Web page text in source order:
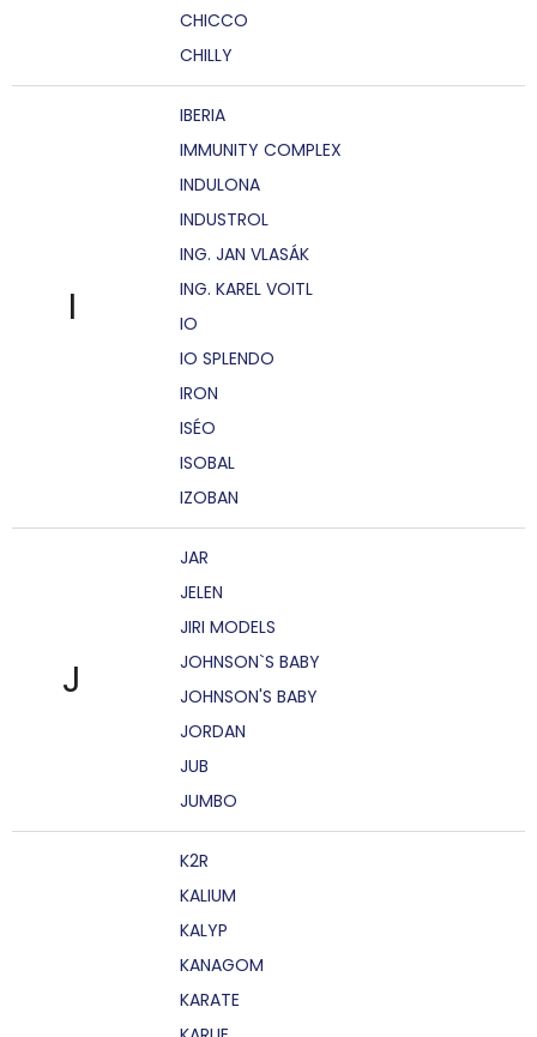
CHICCO
CHILLY
I
IBERIA
IMMUNITY COMPLEX
INDULONA
INDUSTROL
ING. JAN VLASÁK
ING. KAREL VOITL
IO
IO SPLENDO
IRON
ISÉO
ISOBAL
IZOBAN
J
JAR
JELEN
JIRI MODELS
JOHNSON`S BABY
JOHNSON'S BABY
JORDAN
JUB
JUMBO
K2R
KALIUM
KALYP
KANAGOM
KARATE